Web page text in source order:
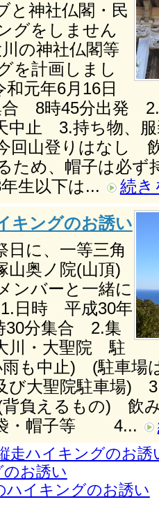
と神社仏閣・民
グをしません
の神社仏閣等
を計画しまし
元年6月16日
8時45分出発
止 3.持ち物、
回山登りはなし
ため、帽子は必
生以下は...
続き
キングのお誘い
日に、一等三角
山奥ノ院(山頂)
ンバーと一緒に
日時 平成30年
30分集合 2.集
川・大聖院 駐
雨も中止) (駐車場
び大聖院駐車場)
背負えるもの) 飲
袋・帽子等 4...
走ハイキングのお誘
お誘い
ハイキングのお誘い